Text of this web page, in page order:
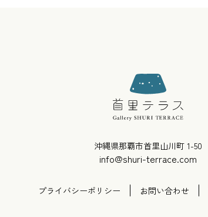
沖縄県那覇市首里山川町 1-50
info@shuri-terrace.com
プライバシーポリシー お問い合わせ